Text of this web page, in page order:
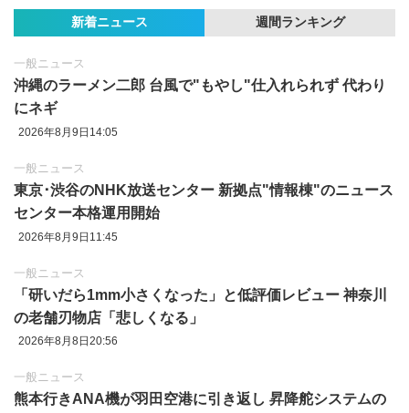
新着ニュース 週間ランキング
一般ニュース
沖縄のラーメン二郎 台風で"もやし"仕入れられず 代わり
にネギ
2026年8月9日14:05
一般ニュース
東京‪･‬渋谷のNHK放送センター 新拠点"情報棟"のニュース
センター本格運用開始
2026年8月9日11:45
一般ニュース
「研いだら1mm小さくなった」と低評価レビュー 神奈川
の老舗刃物店「悲しくなる」
2026年8月8日20:56
一般ニュース
熊本行きANA機が羽田空港に引き返し 昇降舵システムの